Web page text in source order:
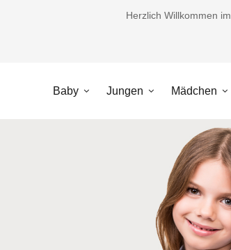
Herzlich Willkommen
Baby Jungen Mädchen